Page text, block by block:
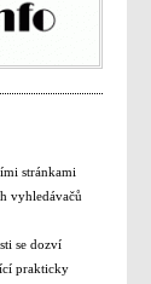
stránkami
vyhledávačů
se dozví
prakticky